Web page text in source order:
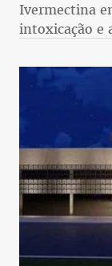
Ivermectina
intoxicação e